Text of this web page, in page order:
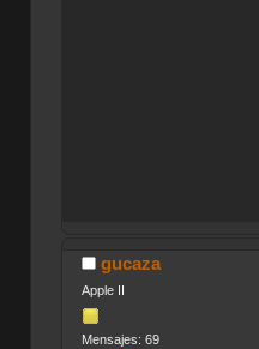
gucaza
Apple II
Mensajes: 69